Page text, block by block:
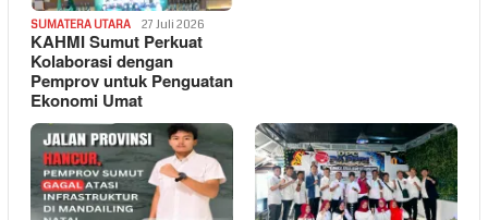
SUMATERA UTARA 27 Juli 2026
KAHMI Sumut Perkuat
Kolaborasi dengan
Pemprov untuk Penguatan
Ekonomi Umat